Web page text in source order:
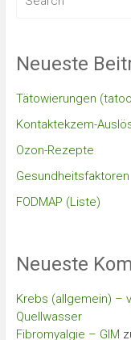
Neueste
Tätowierungen
Kontaktekzem-
Ozon-Rezepte
Gesundheitsfaktoren
FODMAP (Liste)
Neueste
Krebs (allgemein) –
Quellwasser
Fibromyalgie – GIM